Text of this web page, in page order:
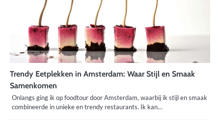
Trendy Eetplekken in Amsterdam: Waar Stijl en Smaak
Samenkomen
Onlangs ging ik op foodtour door Amsterdam, waarbij ik stijl en smaak
combineerde in unieke en trendy restaurants. Ik kan…